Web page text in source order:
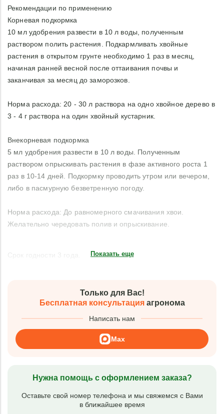
Рекомендации по применению
Корневая подкормка
10 мл удобрения развести в 10 л воды, полученным
раствором полить растения. Подкармливать хвойные
растения в открытом грунте необходимо 1 раз в месяц,
начиная ранней весной после оттаивания почвы и
заканчивая за месяц до заморозков.
Норма расхода: 20 - 30 л раствора на одно хвойное дерево в
3 - 4 г раствора на один хвойный кустарник.
Внекорневая подкормка
5 мл удобрения развести в 10 л воды. Полученным
раствором опрыскивать растения в фазе активного роста 1
раз в 10-14 дней. Подкормку проводить утром или вечером,
либо в пасмурную безветренную погоду.
Норма расхода: До равномерного смачивания хвои.
Желательно чередовать полив и опрыскивание.
Показать еще
Только для Вас!
Бесплатная консультацияагронома
Написать нам
Max
Нужна помощь с оформлением заказа?
Оставьте свой номер телефона и мы свяжемся с Вами
в ближайшее время